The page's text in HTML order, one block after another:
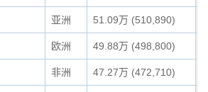
亚洲 51.09万 (510,890)
欧洲 49.88万 (498,800)
非洲 47.27万 (472,710)